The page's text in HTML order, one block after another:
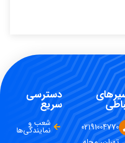
02191004770
دسترسی
سریع
شعب و
نمایندگی‌ها